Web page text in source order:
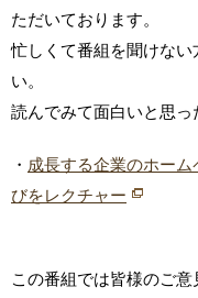
ただいております。
忙しくて番組を聞けな
い。
読んでみて面白いと思っ
・ 成長する企業のホー
びをレクチャー
この番組では皆様のご